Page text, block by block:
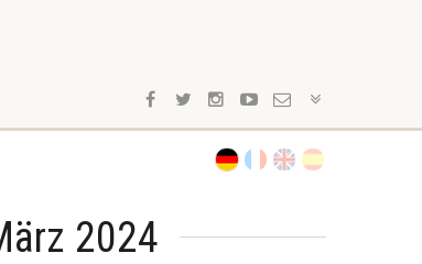
2024